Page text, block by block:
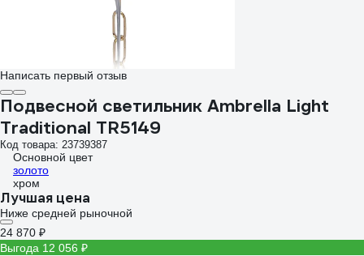
Написать первый отзыв
Подвесной светильник Ambrella Light
Traditional TR5149
Код товара: 23739387
Основной цвет
золото
хром
Лучшая цена
Ниже средней рыночной
24 870 ₽
Выгода 12 056 ₽